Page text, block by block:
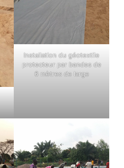
Installation du géotextile
protecteur par bandes de
6 mètres de large